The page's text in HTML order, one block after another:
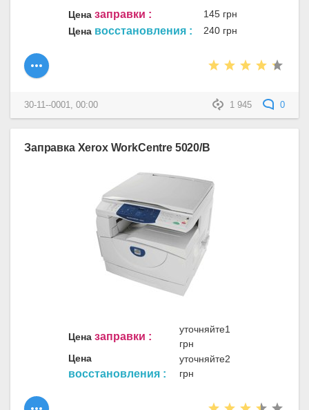
Цена заправки :
145 грн
Цена восстановления : 240 грн
1 945 0
30-11--0001, 00:00
Заправка Xerox WorkCentre 5020/B
Цена заправки :
уточняйте1
грн
Цена
восстановления :
уточняйте2
грн